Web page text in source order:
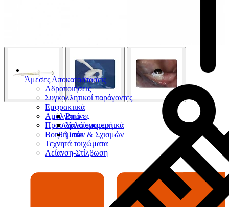
Άμεσες Αποκαταστάσεις
Αδροποιήσεις
Συγκολλητικοί παράγοντες
Εμφρακτικά
Ρητίνες
Υαλοϊονομερή
Οπών & Σχισμών
Αμάλγαμα
Προσωρινά εμφρακτικά
Βοηθήματα
Τεχνητά τοιχώματα
Λείανση-Στίλβωση